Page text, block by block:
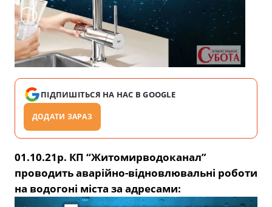
ПІДПИШІТЬСЯ НА НАС В GOOGLE
ДОДАТИ ЗАРАЗ
01.10.21р. КП “Житомирводоканал”
проводить аварійно-відновлювальні роботи
на водогоні міста за адресами: